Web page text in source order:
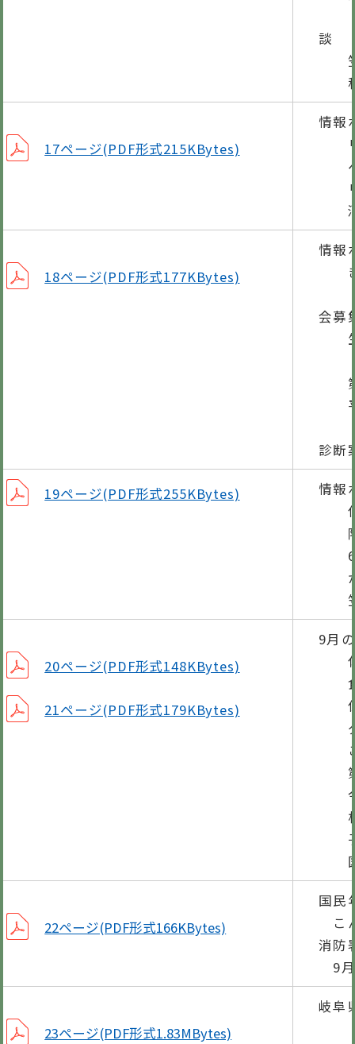
談
笠
秋
17ページ(PDF形式215KBytes)
情報
リ
ペ
リ
酒
18ページ(PDF形式177KBytes)
情報
ぎ
会募
生
第
平
診断
19ページ(PDF形式255KBytes)
情報
保
陸
65
が
笠
20ページ(PDF形式148KBytes)
21ページ(PDF形式179KBytes)
9月
休
食
保
グ
こ
第
今
子
図
22ページ(PDF形式166KBytes)
国民
こ
消防
9
23ページ(PDF形式1.83MBytes)
岐阜